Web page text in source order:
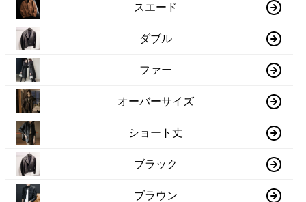
スエード
ダブル
ファー
オーバーサイズ
ショート丈
ブラック
ブラウン